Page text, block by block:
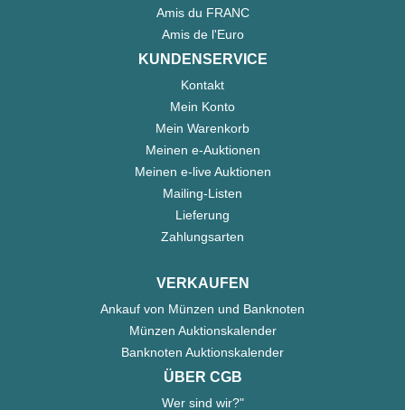
Amis du FRANC
Amis de l'Euro
KUNDENSERVICE
Kontakt
Mein Konto
Mein Warenkorb
Meinen e-Auktionen
Meinen e-live Auktionen
Mailing-Listen
Lieferung
Zahlungsarten
VERKAUFEN
Ankauf von Münzen und Banknoten
Münzen Auktionskalender
Banknoten Auktionskalender
ÜBER CGB
Wer sind wir?"